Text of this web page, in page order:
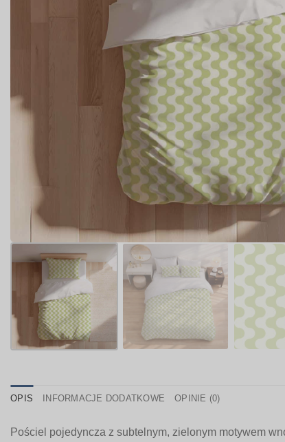
OPIS INFORMACJE DODATKOWE OPINIE (0)
Pościel pojedyncza z subtelnym, zielonym motywem